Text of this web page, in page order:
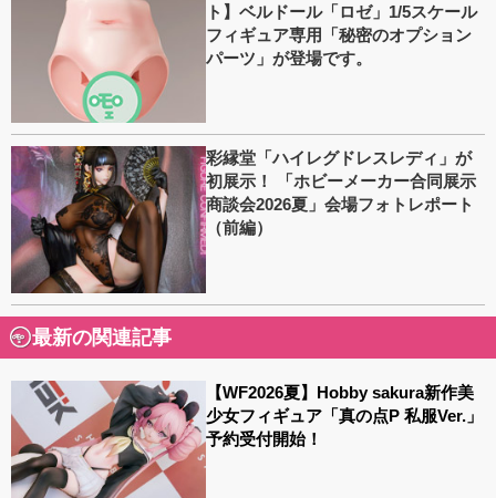
ト】ベルドール「ロゼ」1/5スケール
フィギュア専用「秘密のオプション
パーツ」が登場です。
彩縁堂「ハイレグドレスレディ」が
初展示！ 「ホビーメーカー合同展示
商談会2026夏」会場フォトレポート
（前編）
最新の関連記事
【WF2026夏】Hobby sakura新作美
少女フィギュア「真の点P 私服Ver.」
予約受付開始！